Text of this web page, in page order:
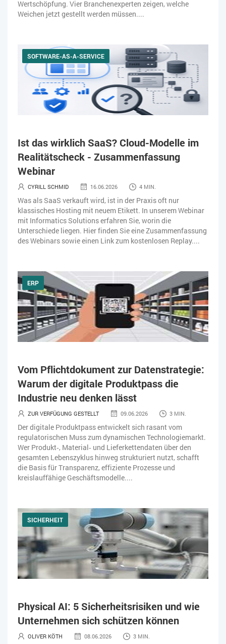
Wertschöpfung. Vier Branchenexperten zeigen, welche
Weichen jetzt gestellt werden müssen....
SOFTWARE-AS-A-SERVICE
Ist das wirklich SaaS? Cloud-Modelle im
Realitätscheck - Zusammenfassung
Webinar
CYRILL SCHMID 16.06.2026 4 MIN.
Was als SaaS verkauft wird, ist in der Praxis oft nur
klassisches Hosting mit neuem Etikett. In unserem Webinar
mit Informatics Solutions erfahren Sie, worin die
Unterschiede liegen. Hier finden Sie eine Zusammenfassung
des Webinars sowie einen Link zum kostenlosen Replay....
ERP
Vom Pflichtdokument zur Datenstrategie:
Warum der digitale Produktpass die
Industrie neu denken lässt
ZUR VERFÜGUNG GESTELLT 09.06.2026 3 MIN.
Der digitale Produktpass entwickelt sich rasant vom
regulatorischen Muss zum dynamischen Technologiemarkt.
Wer Produkt‑, Material‑ und Lieferkettendaten über den
gesamten Lebenszyklus hinweg strukturiert nutzt, schafft
die Basis für Transparenz, effiziente Prozesse und
kreislauffähige Geschäftsmodelle....
SICHERHEIT
Physical AI: 5 Sicherheitsrisiken und wie
Unternehmen sich schützen können
OLIVER KÖTH 08.06.2026 3 MIN.